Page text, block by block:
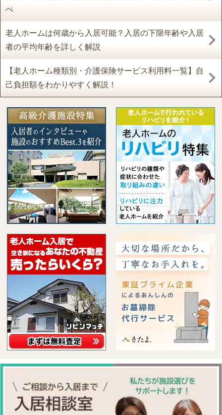
べ
老人ホームは何歳から入居可能？入居の下限年齢や入居
者の平均年齢を詳しく解説
【老人ホーム種類別・介護保険サービス利用料一覧】自
己負担額をわかりやすく解説！